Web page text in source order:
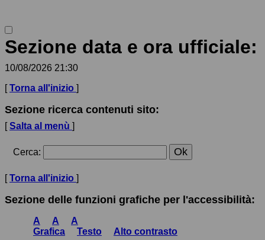
Sezione data e ora ufficiale:
10/08/2026 21:30
[Torna all'inizio ]
Sezione ricerca contenuti sito:
[Salta al menù ]
Cerca:
[Torna all'inizio ]
Sezione delle funzioni grafiche per l'accessibilità:
A A
A
Grafica
Testo Alto contrasto